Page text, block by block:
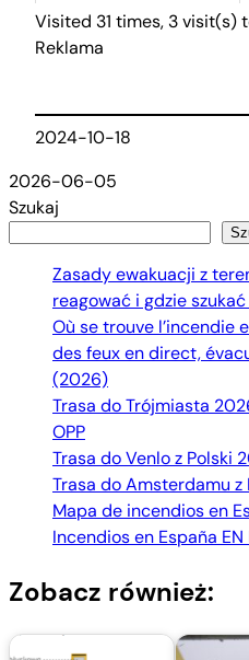
Visited 31 times, 3 visit(s)
Reklama
2024-10-18
2026-06-05
Szukaj
Zasady ewakuacji z
reagować i gdzie
Où se trouve l’incendie
des feux en direct,
(2026)
Trasa do Trójmiasta
OPP
Trasa do Venlo z Polski
Trasa do Amsterdamu
Mapa de incendios en
Incendios en España
Zobacz również: